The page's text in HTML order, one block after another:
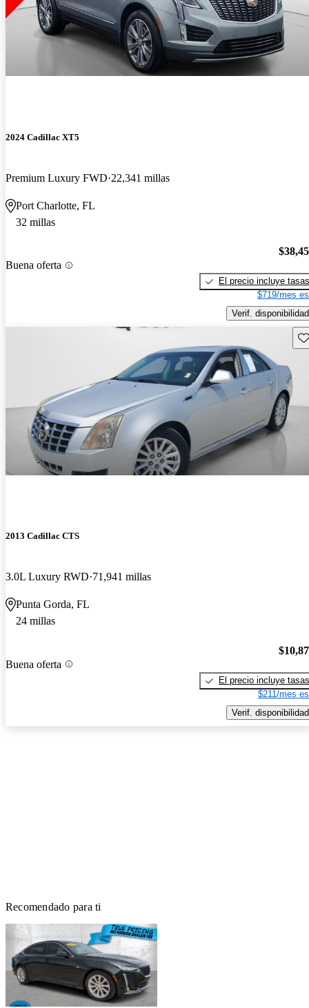
2024 Cadillac XT5
Premium Luxury FWD 22,341 millas
Port Charlotte, FL
32 millas
Buena oferta
El precio incluye tasas
$719/mes
Verif. disponibilidad
2013 Cadillac CTS
3.0L Luxury RWD 71,941 millas
Punta Gorda, FL
24 millas
Buena oferta
El precio incluye tasas
$211/mes
Verif. disponibilidad
Recomendado para ti